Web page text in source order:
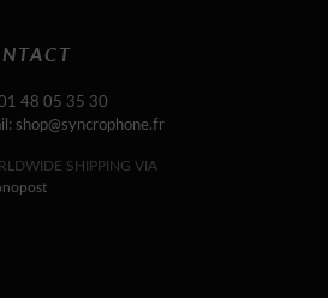
48 05 35 30
shop@syncrophone.fr
SHIPPING VIA